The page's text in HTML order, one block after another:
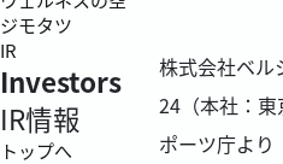
ジモタツ
IR
Investors
IR情報
トップへ
株式会社ベル
24（本社：
ポーツ庁より